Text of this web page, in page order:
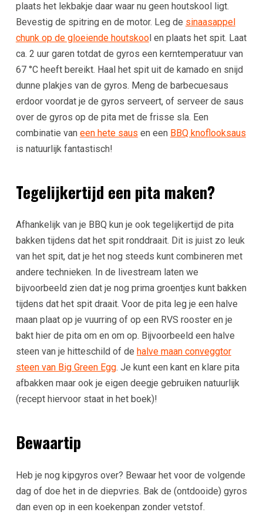
plaats het lekbakje daar waar nu geen houtskool ligt.
Bevestig de spitring en de motor. Leg de sinaasappel
chunk op de gloeiende houtskool en plaats het spit. Laat
ca. 2 uur garen totdat de gyros een kerntemperatuur van
67 °C heeft bereikt. Haal het spit uit de kamado en snijd
dunne plakjes van de gyros. Meng de barbecuesaus
erdoor voordat je de gyros serveert, of serveer de saus
over de gyros op de pita met de frisse sla. Een
combinatie van een hete saus en een BBQ knoflooksaus
is natuurlijk fantastisch!
Tegelijkertijd een pita maken?
Afhankelijk van je BBQ kun je ook tegelijkertijd de pita
bakken tijdens dat het spit ronddraait. Dit is juist zo leuk
van het spit, dat je het nog steeds kunt combineren met
andere technieken. In de livestream laten we
bijvoorbeeld zien dat je nog prima groentjes kunt bakken
tijdens dat het spit draait. Voor de pita leg je een halve
maan plaat op je vuurring of op een RVS rooster en je
bakt hier de pita om en om op. Bijvoorbeeld een halve
steen van je hitteschild of de halve maan conveggtor
steen van Big Green Egg. Je kunt een kant en klare pita
afbakken maar ook je eigen deegje gebruiken natuurlijk
(recept hiervoor staat in het boek)!
Bewaartip
Heb je nog kipgyros over? Bewaar het voor de volgende
dag of doe het in de diepvries. Bak de (ontdooide) gyros
dan even op in een koekenpan zonder vetstof.